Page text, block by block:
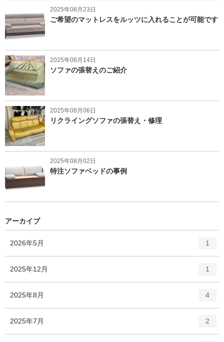
2025年08月23日
ご希望のマットレスをルッツに入れることが可能です
2025年08月14日
ソファの張替えのご紹介
2025年08月06日
リクライングソファの張替え・修理
2025年08月02日
特注ソファベッドの事例
アーカイブ
2026年5月
リ
ー
1
2025年12月
ー
1
2025年8月
ー
4
2025年7月 2